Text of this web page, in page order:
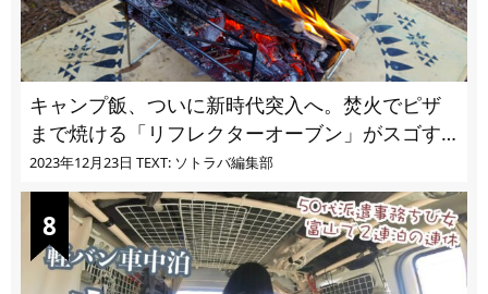
キャンプ飯、ついに新時代突入へ。焚火でピザ
まで焼ける「リフレクターオーブン」がスゴす
ぎる
2023年12月23日 TEXT: ソトラバ編集部